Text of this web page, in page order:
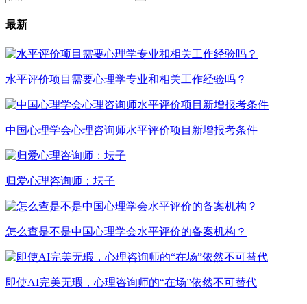
最新
水平评价项目需要心理学专业和相关工作经验吗？
中国心理学会心理咨询师水平评价项目新增报考条件
归爱心理咨询师：坛子
怎么查是不是中国心理学会水平评价的备案机构？
即使AI完美无瑕，心理咨询师的“在场”依然不可替代